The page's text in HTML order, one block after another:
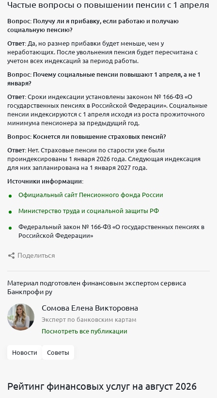
Частые вопросы о повышении пенсии с 1 апреля
Вопрос: Получу ли я прибавку, если работаю и получаю
социальную пенсию?
Ответ: Да, но размер прибавки будет меньше, чем у
неработающих. После увольнения пенсия будет пересчитана с
учетом всех индексаций за период работы.
Вопрос: Почему социальные пенсии повышают 1 апреля, а не 1
января?
Ответ: Сроки индексации установлены законом № 166-ФЗ «О
государственных пенсиях в Российской Федерации». Социальные
пенсии индексируются с 1 апреля исходя из роста прожиточного
минимума пенсионера за предыдущий год.
Вопрос: Коснется ли повышение страховых пенсий?
Ответ: Нет. Страховые пенсии по старости уже были
проиндексированы 1 января 2026 года. Следующая индексация
для них запланирована на 1 января 2027 года.
Источники информации:
Официальный сайт Пенсионного фонда России
Министерство труда и социальной защиты РФ
Федеральный закон № 166-ФЗ «О государственных пенсиях в
Российской Федерации»
Поделиться
Материал подготовлен финансовым экспертом сервиса
Банкпрофи ру
Сомова Елена Викторовна
Эксперт по банковским картам
Посмотреть все публикации
Новости Советы
Рейтинг финансовых услуг на август 2026